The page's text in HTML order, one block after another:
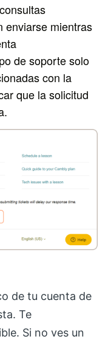
enviarse mientras
de soporte solo
con la
que la solicitud
de tu cuenta de
Te
Si no ves un